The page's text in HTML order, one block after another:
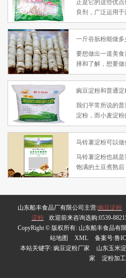
正是它的这些优
良剂，广泛运用
中，也可做为肉
植物蛋白质含量的
一斤谷朊粉能做多
要想做出一道美
择和了解，想要
粉的情况。谷朊
致，质量过关，的
心产品，才能做好
豌豆淀粉和普通淀
我们平常所说的
淀粉，而小麦淀
行的。从小麦中
围在淀粉颗粒周围
离。再说豌豆淀
很多不同。
马铃薯淀粉可以做
马铃薯淀粉也就
饱满的土豆煮熟
以被用来作为增
东船丰食品有限
淀粉可以用来做哪
山东船丰食品厂有限公司主营:豌豆淀粉
淀粉
欢迎前来咨询选购:0539-
CopyRight © 版权所有: 山东船丰食品有
站地图
XML 备案号:鲁
本站关键字: 豌豆淀粉厂家 山东玉米
家
淀粉加